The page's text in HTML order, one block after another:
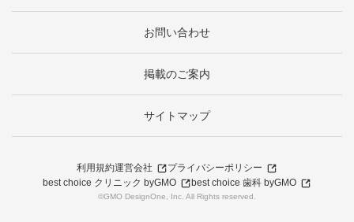
お問い合わせ
掲載のご案内
サイトマップ
利用規約運営会社
プライバシーポリシー
best choice クリニック byGMO
best choice 歯科 byGMO
©GMO DesignOne, Inc. All Rights reserved.